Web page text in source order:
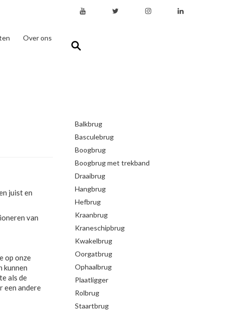
Over ons
juist en
van
op onze
kunnen
als de
een andere
Balkbrug
Basculebrug
Boogbrug
Boogbrug met trekband
Draaibrug
Hangbrug
Hefbrug
Kraanbrug
Kraneschipbrug
Kwakelbrug
Oorgatbrug
Ophaalbrug
Plaatligger
Rolbrug
Staartbrug